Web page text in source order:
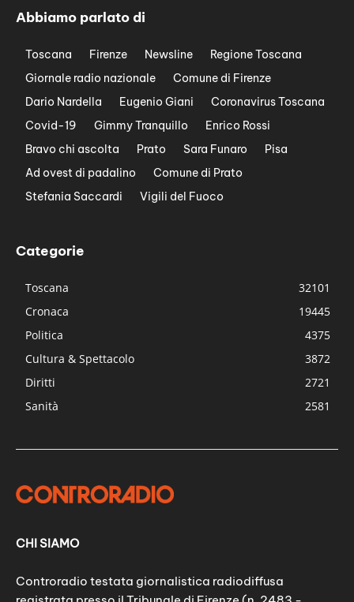
Abbiamo parlato di
Toscana Firenze Newsline
Regione Toscana
Giornale radio nazionale
Comune di Firenze
Dario Nardella
Eugenio Giani
Coronavirus Toscana
Covid-19
Gimmy Tranquillo
Enrico Rossi
Bravo chi ascolta
Prato Sara Funaro
Pisa
Ad ovest di padalino
Comune di Prato
Stefania Saccardi
Vigili del Fuoco
Categorie
Toscana
32101
Cronaca
19445
Politica
4375
Cultura & Spettacolo
3872
Diritti
2721
Sanità
2581
CHI SIAMO
Controradio testata giornalistica radiodiffusa